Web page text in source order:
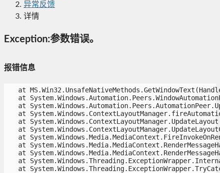
异常反馈
详情
Exception:参数错误。
报错信息
at
at
at
at
at
at
at
at
at
at
at